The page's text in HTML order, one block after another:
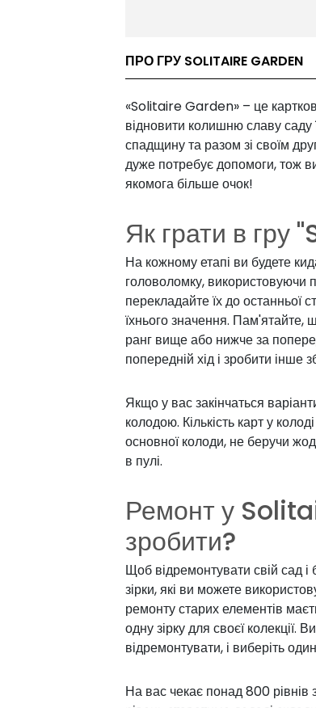
ПРО ГРУ SOLITAIRE GARDEN
«Solitaire Garden» – це
відновити колишню славу саду
спадщину та разом зі своїм
дуже потребує допомоги, тож
якомога більше очок!
Як грати в гру
На кожному етапі ви будете
головоломку,
перекладайте їх до останньої
їхнього значення.
ранг вище або нижче за
попередній хід і зробити інше
Якщо у вас закінчаться
колодою. Кількість карт у
основної колоди, не беручи
в пулі.
Ремонт у
зробити?
Щоб відремонтувати свій сад і
зірки, які ви можете
ремонту старих елементів
одну зірку для своєї колекції.
відремонтувати, і виберіть
На вас чекає понад 800 рівнів